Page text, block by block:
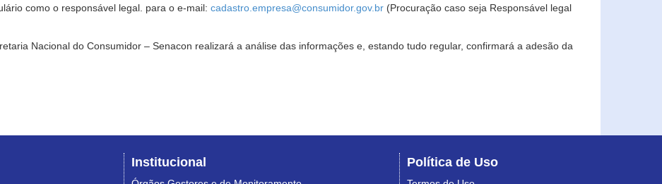
como o responsável legal. para o e-mail: cadastro.empresa@consumidor.gov.br (Procuração caso seja Responsável legal
Nacional do Consumidor – Senacon realizará a análise das informações e, estando tudo regular, confirmará a adesão da
Institucional Política de Uso